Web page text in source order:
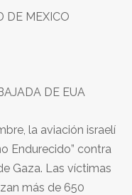
DE MEXICO
DE EUA
la aviación israelí
Endurecido” contra
Gaza. Las víctimas
más de 650